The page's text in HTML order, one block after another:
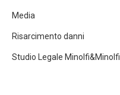
Media
Risarcimento danni
Studio Legale Minolfi&Minolfi